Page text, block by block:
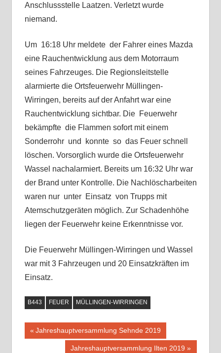
Anschlussstelle Laatzen. Verletzt wurde
niemand.
Um 16:18 Uhr meldete der Fahrer eines Mazda
eine Rauchentwicklung aus dem Motorraum
seines Fahrzeuges. Die Regionsleitstelle
alarmierte die Ortsfeuerwehr Müllingen-
Wirringen, bereits auf der Anfahrt war eine
Rauchentwicklung sichtbar. Die Feuerwehr
bekämpfte die Flammen sofort mit einem
Sonderrohr und konnte so das Feuerschnell
löschen. Vorsorglich wurde die Ortsfeuerwehr
Wassel nachalarmiert. Bereits um 16:32 Uhr war
der Brand unter Kontrolle. Die Nachlöscharbeiten
waren nur unter Einsatz von Trupps mit
Atemschutzgeräten möglich. Zur Schadenhöhe
liegen der Feuerwehr keine Erkenntnisse vor.
Die Feuerwehr Müllingen-Wirringen und Wassel
war mit 3 Fahrzeugen und 20 Einsatzkräften im
Einsatz.
B443 FEUER MÜLLINGEN-WIRRINGEN
Beitragsnavigation
Vorheriger
Jahreshauptversammlung Sehnde 2019
Nächster
Jahreshauptversammlung Ilten 2019